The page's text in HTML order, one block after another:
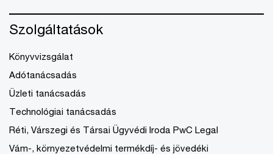
Szolgáltatások
Könyvvizsgálat
Adótanácsadás
Üzleti tanácsadás
Technológiai tanácsadás
Réti, Várszegi és Társai Ügyvédi Iroda PwC Legal
Vám-, környezetvédelmi termékdíj- és jövedéki